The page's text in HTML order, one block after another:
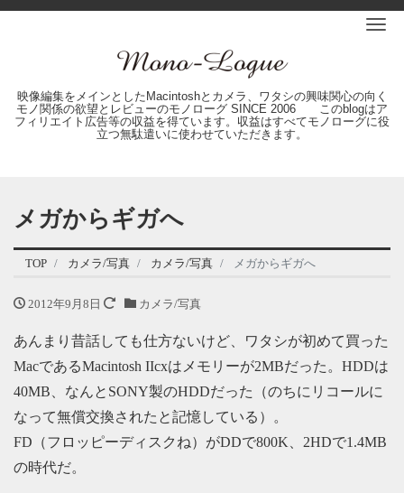
映像編集をメインとしたMacintoshとカメラ、ワタシの興味関心の向く
モノ関係の欲望とレビューのモノローグ SINCE 2006 このblogはア
フィリエイト広告等の収益を得ています。収益はすべてモノローグに役
立つ無駄遣いに使わせていただきます。
メガからギガへ
TOP カメラ/写真 カメラ/写真 メガからギガへ
2012年9月8日 カメラ/写真
あんまり昔話しても仕方ないけど、ワタシが初めて買った
MacであるMacintosh IIcxはメモリーが2MBだった。HDDは
40MB、なんとSONY製のHDDだった（のちにリコールに
なって無償交換されたと記憶している）。
FD（フロッピーディスクね）がDDで800K、2HDで1.4MB
の時代だ。